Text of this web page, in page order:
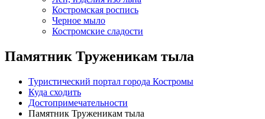
Костромская роспись
Черное мыло
Костромские сладости
Памятник Труженикам тыла
Туристический портал города Костромы
Куда сходить
Достопримечательности
Памятник Труженикам тыла